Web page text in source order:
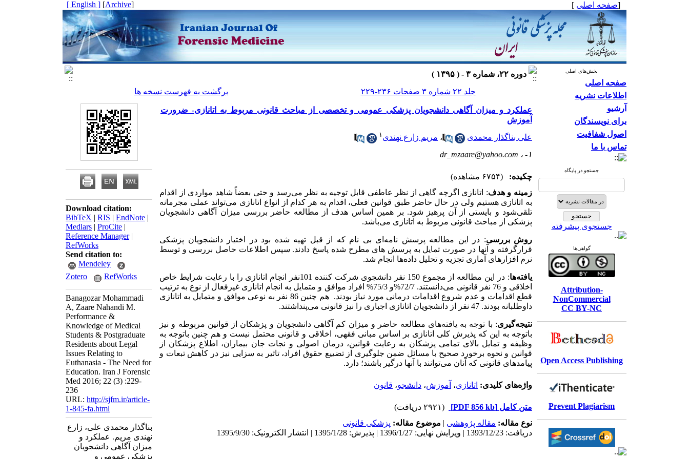
[صفحه اصلی ]
[
Archive
]
[ English ]
بخش‌های اصلی
صفحه اصلی
اطلاعات نشریه
آرشیو
برای نویسندگان
اصول شفافیت
تماس با ما
جستجو در پایگاه
جستجوی پیشرفته
گواهی‌ها
Attribution-
NonCommercial
CC BY-NC
Open Access Publishing
Prevent Plagiarism
دوره ۲۲، شماره ۳ - ( ۱۳۹۵ )
جلد ۲۲ شماره ۳ صفحات ۲۳۶-۲۲۹
برگشت به فهرست نسخه ها
عملکرد و میزان آگاهی دانشجویان پزشکی عمومی و تخصصی از مباحث قانونی مربوط به اتانازی- ضرورت
آموزش
علی بناگذار محمدی ، مریم زارع نهندی ۱
۱- ، dr_mzaare@yahoo.com
چکیده:
(۶۷۵۴ مشاهده)
زمینه و هدف: اتانازی اگرچه گاهی از نظر عاطفی قابل توجیه به نظر می‌رسد و حتی بعضاً شاهد مواردی از اقدام
به اتانازی هستیم ولی در حال حاضر طبق قوانین فعلی، اقدام به هر کدام از انواع اتانازی می‌تواند عملی مجرمانه
تلقی‌شود و بایستی از آن پرهیز شود. بر همین اساس هدف از مطالعه حاضر بررسی میزان آگاهی دانشجویان
پزشکی از مباحث قانونی مربوط به اتانازی می‌باشد.
روش بررسی: در این مطالعه پرسش­ نامه‌ای بی نام که از قبل تهیه شده بود در اختیار دانشجویان پزشکی
قرارگرفته و آن­ها در صورت تمایل به پرسش ­های مطرح شده پاسخ دادند. سپس اطلاعات حاصل بررسی و توسط
نرم افزارهای آماری تجزیه و تحلیل داده‌ها انجام شد.
یافته‌ها
: در این مطالعه از مجموع 150 نفر دانشجوی شرکت کننده 101نفر انجام اتانازی را با رعایت شرایط خاص
اخلاقی و 76 نفر قانونی می‌دانستند. 72/7%و 75/3% افراد موافق و متمایل به انجام اتانازی غیرفعال از نوع به ترتیب
قطع اقدامات و عدم شروع اقدامات درمانی مورد نیاز بودند. هم چنین 86 نفر به نوعی موافق و متمایل به اتانازی
داوطلبانه بودند. 47 نفر از دانشجویان اتانازی اجباری را نیز قانونی می‌پنداشتند.
نتیجه‌گیری: با توجه به یافته‌های مطالعه حاضر و میزان کم آگاهی دانشجویان و پزشکان از قوانین مربوطه و نیز
باتوجه به این که پذیرش کلی اتانازی بر اساس مبانی فقهی، اخلاقی و قانونی محتمل نیست و هم چنین باتوجه به
وظیفه و تمایل بالای تمامی پزشکان به رعایت قوانین، درمان اصولی و نجات جان بیماران، اطلاع پزشکان از
قوانین و نحوه برخورد صحیح با مسائل ضمن جلوگیری از تضییع حقوق افراد، تاثیر به سزایی نیز در کاهش تبعات و
پیامدهای قانونی که آنان می‌توانند با آن­ها درگیر باشند؛ دارد.
واژه‌های کلیدی: اتانازی، آموزش، دانشجو، قانون
متن کامل [PDF 856 kb]
(۲۹۲۱ دریافت)
نوع مقاله: مقاله پژوهشی | موضوع مقاله: پزشکی قانونی
دریافت: 1393/12/23 | ویرایش نهایی: 1396/1/27 | پذیرش: 1395/1/28 | انتشار الکترونیک: 1395/9/30
Download citation:
BibTeX | RIS | EndNote |
Medlars | ProCite |
Reference Manager|
RefWorks
Send citation to:
Mendeley
Zotero
RefWorks
Banagozar Mohammadi
A, Zaare Nahandi M.
Performance &
Knowledge of Medical
Students & Postgraduate
Residents about Legal
Issues Relating to
Euthanasia - The Need for
Education. Iran J Forensic
Med 2016; 22 (3) :229-
236
URL: http://sjfm.ir/article-
1-845-fa.html
بناگذار محمدی علی، زارع
نهندی مریم. عملکرد و
میزان آگاهی دانشجویان
پزشکی عمومی و